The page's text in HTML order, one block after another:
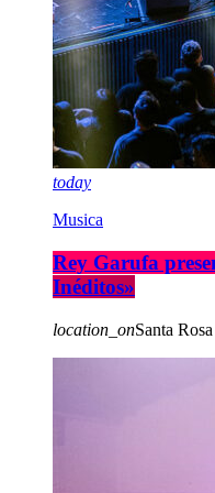
today
Musica
Rey Garufa
Inéditos»
location_onSanta Rosa